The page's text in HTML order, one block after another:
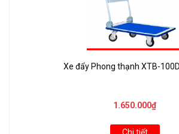
Xe đẩy Phong thạnh XTB-
1.650.000₫